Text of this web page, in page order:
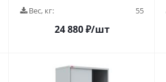
Вес, кг: 55
24 880₽/шт